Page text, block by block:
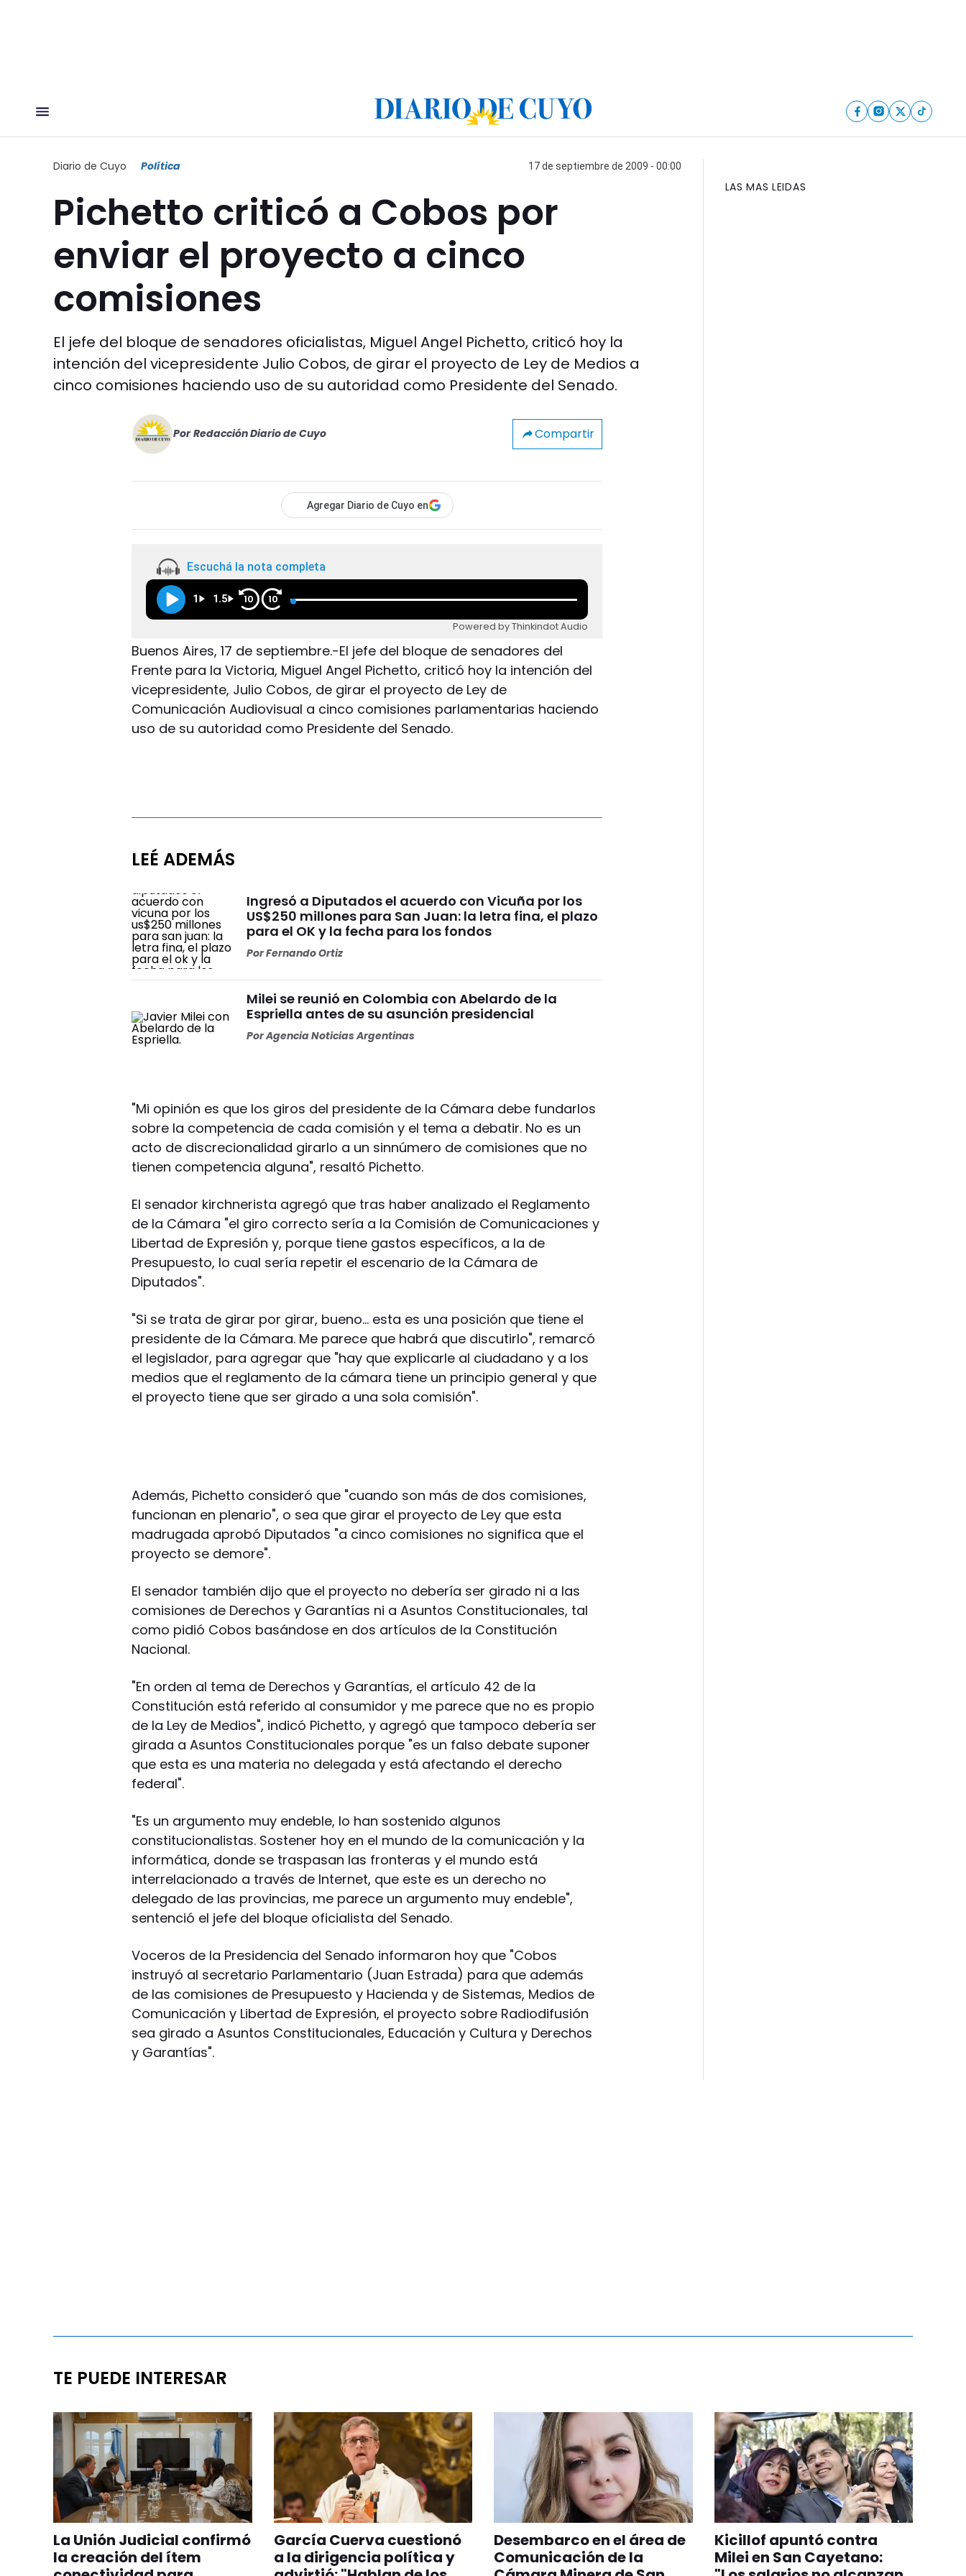
Diario de Cuyo Política 17 de septiembre de 2009 - 00:00
Pichetto criticó a Cobos por
enviar el proyecto a cinco
comisiones
El jefe del bloque de senadores oficialistas, Miguel Angel Pichetto, criticó hoy la
intención del vicepresidente Julio Cobos, de girar el proyecto de Ley de Medios a
cinco comisiones haciendo uso de su autoridad como Presidente del Senado.
Por Redacción Diario de Cuyo Compartir
Agregar Diario de Cuyo en
Escuchá la nota completa
1 1.5 10 10
Powered by Thinkindot Audio
Buenos Aires, 17 de septiembre.-El jefe del bloque de senadores del
Frente para la Victoria, Miguel Angel Pichetto, criticó hoy la intención del
vicepresidente, Julio Cobos, de girar el proyecto de Ley de
Comunicación Audiovisual a cinco comisiones parlamentarias haciendo
uso de su autoridad como Presidente del Senado.
LEÉ ADEMÁS
Ingresó a Diputados el acuerdo con Vicuña por los
US$250 millones para San Juan: la letra fina, el plazo
para el OK y la fecha para los fondos
PorFernando Ortiz
Milei se reunió en Colombia con Abelardo de la
Espriella antes de su asunción presidencial
PorAgencia Noticias Argentinas
"Mi opinión es que los giros del presidente de la Cámara debe fundarlos
sobre la competencia de cada comisión y el tema a debatir. No es un
acto de discrecionalidad girarlo a un sinnúmero de comisiones que no
tienen competencia alguna", resaltó Pichetto.
El senador kirchnerista agregó que tras haber analizado el Reglamento
de la Cámara "el giro correcto sería a la Comisión de Comunicaciones y
Libertad de Expresión y, porque tiene gastos específicos, a la de
Presupuesto, lo cual sería repetir el escenario de la Cámara de
Diputados".
"Si se trata de girar por girar, bueno… esta es una posición que tiene el
presidente de la Cámara. Me parece que habrá que discutirlo", remarcó
el legislador, para agregar que "hay que explicarle al ciudadano y a los
medios que el reglamento de la cámara tiene un principio general y que
el proyecto tiene que ser girado a una sola comisión".
Además, Pichetto consideró que "cuando son más de dos comisiones,
funcionan en plenario", o sea que girar el proyecto de Ley que esta
madrugada aprobó Diputados "a cinco comisiones no significa que el
proyecto se demore".
El senador también dijo que el proyecto no debería ser girado ni a las
comisiones de Derechos y Garantías ni a Asuntos Constitucionales, tal
como pidió Cobos basándose en dos artículos de la Constitución
Nacional.
"En orden al tema de Derechos y Garantías, el artículo 42 de la
Constitución está referido al consumidor y me parece que no es propio
de la Ley de Medios", indicó Pichetto, y agregó que tampoco debería ser
girada a Asuntos Constitucionales porque "es un falso debate suponer
que esta es una materia no delegada y está afectando el derecho
federal".
"Es un argumento muy endeble, lo han sostenido algunos
constitucionalistas. Sostener hoy en el mundo de la comunicación y la
informática, donde se traspasan las fronteras y el mundo está
interrelacionado a través de Internet, que este es un derecho no
delegado de las provincias, me parece un argumento muy endeble",
sentenció el jefe del bloque oficialista del Senado.
Voceros de la Presidencia del Senado informaron hoy que "Cobos
instruyó al secretario Parlamentario (Juan Estrada) para que además
de las comisiones de Presupuesto y Hacienda y de Sistemas, Medios de
Comunicación y Libertad de Expresión, el proyecto sobre Radiodifusión
sea girado a Asuntos Constitucionales, Educación y Cultura y Derechos
y Garantías".
LAS MAS LEIDAS
TE PUEDE INTERESAR
La Unión Judicial confirmó
la creación del ítem
García Cuerva cuestionó
a la dirigencia política y
Desembarco en el área de
Comunicación de la
Kicillof apuntó contra
Milei en San Cayetano: